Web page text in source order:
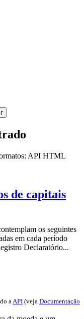
Ir
API HTML
de capitais
os seguintes
em cada período
Declaratório...
a API (veja Documentação